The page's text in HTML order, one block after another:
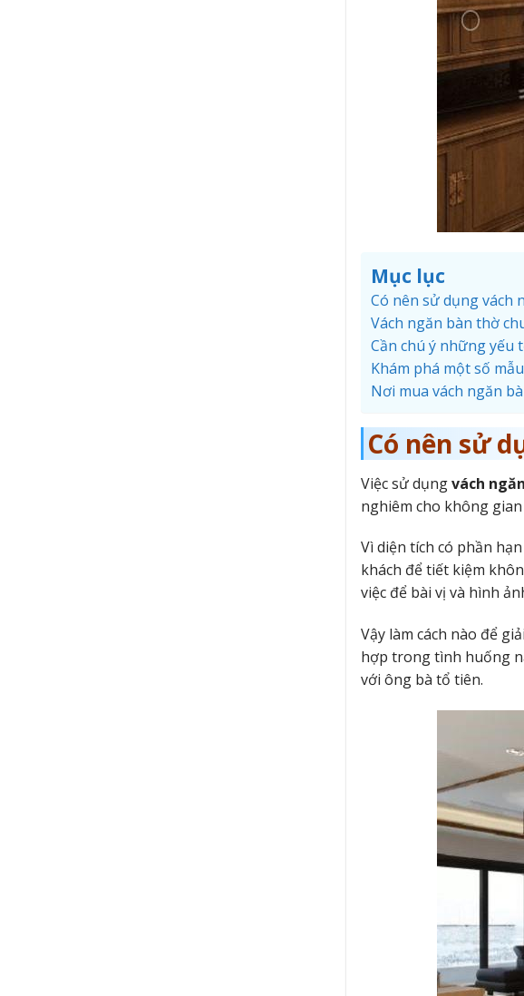
Mục lục
Có nên sử dụng vách
Vách ngăn bàn thờ
Cần chú ý những yếu
Khám phá một số
Nơi mua vách ngăn
Có nên sử
Việc sử dụngvách
nghiêm cho không
Vì diện tích có phần
khách để tiết kiệm
việc để bài vị và hình
Vậy làm cách nào để
hợp trong tình huống
với ông bà tổ tiên.